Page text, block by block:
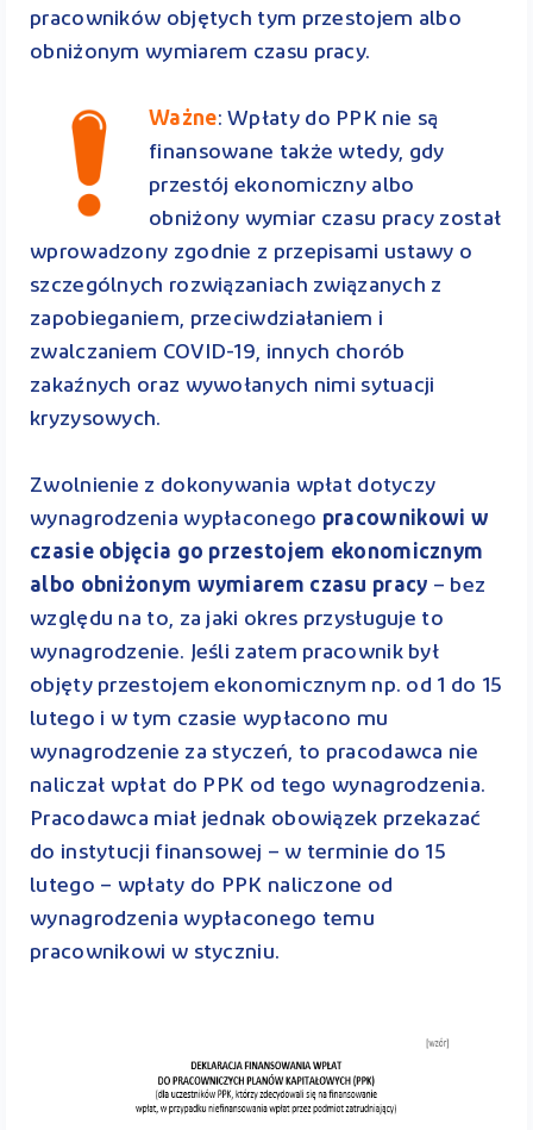
pracowników objętych tym przestojem albo
obniżonym wymiarem czasu pracy.
Ważne: Wpłaty do PPK nie są
finansowane także wtedy, gdy
przestój ekonomiczny albo
obniżony wymiar czasu pracy został
wprowadzony zgodnie z przepisami ustawy o
szczególnych rozwiązaniach związanych z
zapobieganiem, przeciwdziałaniem i
zwalczaniem COVID-19, innych chorób
zakaźnych oraz wywołanych nimi sytuacji
kryzysowych.
Zwolnienie z dokonywania wpłat dotyczy
wynagrodzenia wypłaconego pracownikowi w
czasie objęcia go przestojem ekonomicznym
albo obniżonym wymiarem czasu pracy – bez
względu na to, za jaki okres przysługuje to
wynagrodzenie. Jeśli zatem pracownik był
objęty przestojem ekonomicznym np. od 1 do 15
lutego i w tym czasie wypłacono mu
wynagrodzenie za styczeń, to pracodawca nie
naliczał wpłat do PPK od tego wynagrodzenia.
Pracodawca miał jednak obowiązek przekazać
do instytucji finansowej – w terminie do 15
lutego – wpłaty do PPK naliczone od
wynagrodzenia wypłaconego temu
pracownikowi w styczniu.